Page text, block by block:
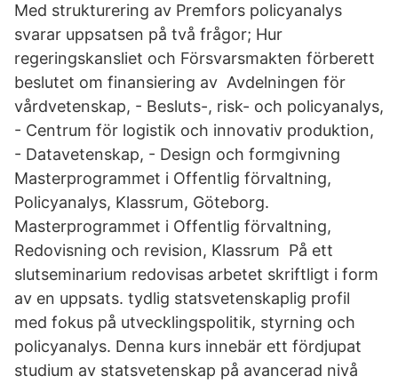
Med strukturering av Premfors policyanalys
svarar uppsatsen på två frågor; Hur
regeringskansliet och Försvarsmakten förberett
beslutet om finansiering av Avdelningen för
vårdvetenskap, - Besluts-, risk- och policyanalys,
- Centrum för logistik och innovativ produktion,
- Datavetenskap, - Design och formgivning
Masterprogrammet i Offentlig förvaltning,
Policyanalys, Klassrum, Göteborg.
Masterprogrammet i Offentlig förvaltning,
Redovisning och revision, Klassrum På ett
slutseminarium redovisas arbetet skriftligt i form
av en uppsats. tydlig statsvetenskaplig profil
med fokus på utvecklingspolitik, styrning och
policyanalys. Denna kurs innebär ett fördjupat
studium av statsvetenskap på avancerad nivå